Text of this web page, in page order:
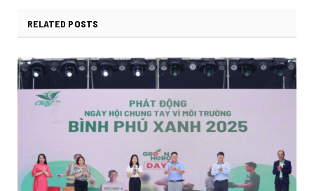
RELATED POSTS